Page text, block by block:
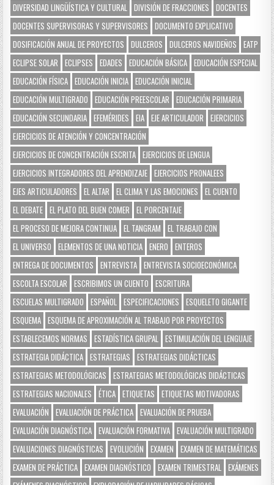
DIVERSIDAD LINGÜÍSTICA Y CULTURAL
DIVISIÓN DE FRACCIONES
DOCENTES
DOCENTES SUPERVISORAS Y SUPERVISORES
DOCUMENTO EXPLICATIVO
DOSIFICACIÓN ANUAL DE PROYECTOS
DULCEROS DULCEROS NAVIDEÑOS
EATP
ECLIPSE SOLAR
ECLIPSES EDADES EDUCACIÓN BÁSICA EDUCACIÓN ESPECIAL
EDUCACIÓN FÍSICA EDUCACIÓN INICIA EDUCACIÓN INICIAL
EDUCACIÓN MULTIGRADO
EDUCACIÓN PREESCOLAR
EDUCACIÓN PRIMARIA
EDUCACIÓN SECUNDARIA EFEMÉRIDES EIA EJE ARTICULADOR
EJERCICIOS
EJERCICIOS DE ATENCIÓN Y CONCENTRACIÓN
EJERCICIOS DE CONCENTRACIÓN ESCRITA EJERCICIOS DE LENGUA
EJERCICIOS INTEGRADORES DEL APRENDIZAJE EJERCICIOS PRONALEES
EJES ARTICULADORES
EL ALTAR EL CLIMA Y LAS EMOCIONES
EL CUENTO
EL DEBATE EL PLATO DEL BUEN COMER
EL PORCENTAJE
EL PROCESO DE MEJORA CONTINUA EL TANGRAM
EL TRABAJO CON
EL UNIVERSO
ELEMENTOS DE UNA NOTICIA ENERO
ENTEROS
ENTREGA DE DOCUMENTOS
ENTREVISTA ENTREVISTA SOCIOECONÓMICA
ESCOLTA ESCOLAR
ESCRIBIMOS UN CUENTO
ESCRITURA
ESCUELAS MULTIGRADO
ESPAÑOL ESPECIFICACIONES
ESQUELETO GIGANTE
ESQUEMA ESQUEMA DE APROXIMACIÓN AL TRABAJO POR PROYECTOS
ESTABLECEMOS NORMAS
ESTADÍSTICA GRUPAL
ESTIMULACIÓN DEL LENGUAJE
ESTRATEGIA DIDÁCTICA ESTRATEGIAS
ESTRATEGIAS DIDÁCTICAS
ESTRATEGIAS METODOLÓGICAS
ESTRATEGIAS METODOLÓGICAS DIDÁCTICAS
ESTRATEGIAS NACIONALES
ÉTICA ETIQUETAS
ETIQUETAS MOTIVADORAS
EVALUACIÓN
EVALUACIÓN DE PRÁCTICA EVALUACIÓN DE PRUEBA
EVALUACIÓN DIAGNÓSTICA EVALUACIÓN FORMATIVA EVALUACIÓN MULTIGRADO
EVALUACIONES DIAGNÓSTICAS
EVOLUCIÓN EXAMEN
EXAMEN DE MATEMÁTICAS
EXAMEN DE PRÁCTICA EXAMEN DIAGNÓSTICO EXAMEN TRIMESTRAL
EXÁMENES